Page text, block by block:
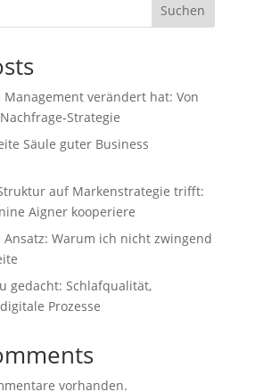
Suchen
Management verändert hat: Von
Säule guter Business
auf Markenstrategie trifft:
Aigner kooperiere
Warum ich nicht zwingend
gedacht: Schlafqualität,
Prozesse
vorhanden.